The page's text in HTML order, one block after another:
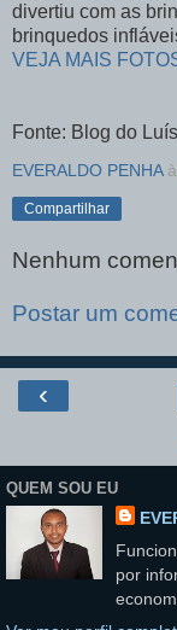
divertiu com as
brinquedos
VEJA MAIS
Fonte: Blog do
EVERALDO PENHA
Compartilhar
Nenhum
Postar um
‹
QUEM SOU EU
por